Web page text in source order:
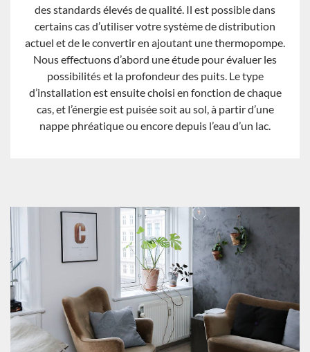
des standards élevés de qualité. Il est possible dans
certains cas d’utiliser votre système de distribution
actuel et de le convertir en ajoutant une thermopompe.
Nous effectuons d’abord une étude pour évaluer les
possibilités et la profondeur des puits. Le type
d’installation est ensuite choisi en fonction de chaque
cas, et l’énergie est puisée soit au sol, à partir d’une
nappe phréatique ou encore depuis l’eau d’un lac.